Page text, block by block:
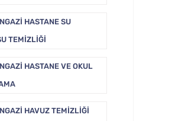
HASTANE SU
TEMIZLIĞI
HASTANE VE OKUL
HAVUZ TEMIZLIĞI